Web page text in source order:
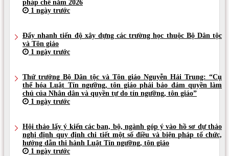
pháp chế năm 2026
1 ngày trước
Đẩy nhanh tiến độ xây dựng các trường học thuộc Bộ Dân tộc
và Tôn giáo
1 ngày trước
Thứ trưởng Bộ Dân tộc và Tôn giáo Nguyễn Hải Trung: “Cụ
thể hóa Luật Tín ngưỡng, tôn giáo phải bảo đảm quyền làm
chủ của Nhân dân và quyền tự do tín ngưỡng, tôn giáo”
1 ngày trước
Hội thảo lấy ý kiến các ban, bộ, ngành góp ý vào hồ sơ dự thảo
nghị định quy định chi tiết một số điều và biện pháp tổ chức,
hướng dẫn thi hành Luật Tín ngưỡng, tôn giáo
1 ngày trước